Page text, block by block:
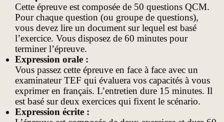
Cette épreuve est composée de 50 questions QCM.
Pour chaque question (ou groupe de questions),
vous devez lire un document sur lequel est basé
l’exercice. Vous disposez de 60 minutes pour
terminer l’épreuve.
Expression orale :
Vous passez cette épreuve en face à face avec un
examinateur TEF qui évaluera vos capacités à vous
exprimer en français. L’entretien dure 15 minutes. Il
est basé sur deux exercices qui fixent le scénario.
Expression écrite :